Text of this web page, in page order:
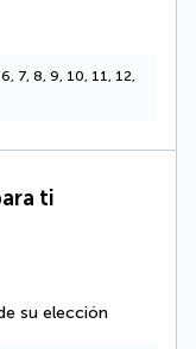
7, 8, 9, 10, 11, 12,
ti
su elección